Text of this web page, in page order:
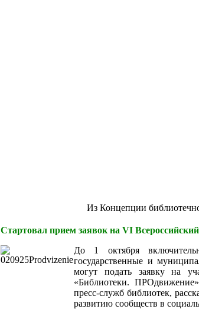
Из Концепции
Стартовал прием заявок на VI
До 1 октября
государственные и
могут подать заявку на
«Библиотеки.
пресс-служб библиотек,
развитию сообществ в